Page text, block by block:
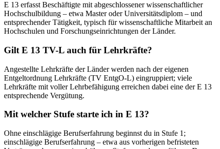
E 13 erfasst Beschäftigte mit abgeschlossener wissenschaftlicher
Hochschulbildung – etwa Master oder Universitätsdiplom – und
entsprechender Tätigkeit, typisch für wissenschaftliche Mitarbeit an
Hochschulen und Forschungseinrichtungen der Länder.
Gilt E 13 TV-L auch für Lehrkräfte?
Angestellte Lehrkräfte der Länder werden nach der eigenen
Entgeltordnung Lehrkräfte (TV EntgO-L) eingruppiert; viele
Lehrkräfte mit voller Lehrbefähigung erreichen dabei eine der E 13
entsprechende Vergütung.
Mit welcher Stufe starte ich in E 13?
Ohne einschlägige Berufserfahrung beginnst du in Stufe 1;
einschlägige Berufserfahrung – etwa aus vorherigen befristeten